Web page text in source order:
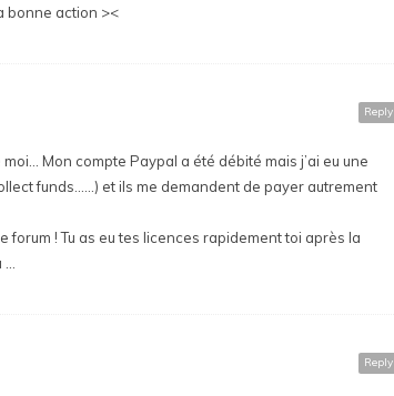
bonne action ><
Reply
Mon compte Paypal a été débité mais j’ai eu une
funds……) et ils me demandent de payer autrement
! Tu as eu tes licences rapidement toi après la
Reply